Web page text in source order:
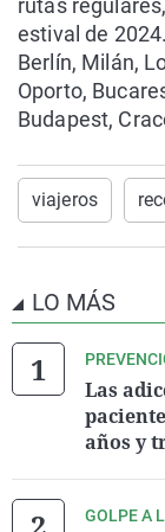
rutas
estival de
Berlín, Milán,
Oporto,
Budapest,
viajeros
LO MÁS
Las
años y
GOLPE A